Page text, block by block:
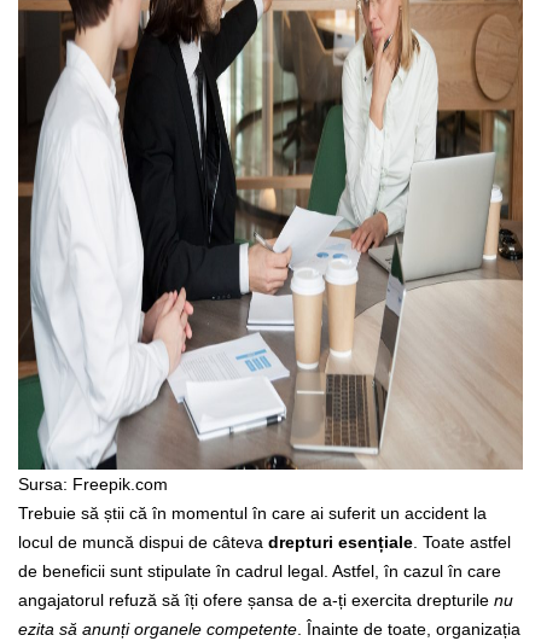
Sursa: Freepik.com
Trebuie să știi că în momentul în care ai suferit un accident la
locul de muncă dispui de câteva drepturi esențiale. Toate astfel
de beneficii sunt stipulate în cadrul legal. Astfel, în cazul în care
angajatorul refuză să îți ofere șansa de a-ți exercita drepturile nu
ezita să anunți organele competente. Înainte de toate, organizația